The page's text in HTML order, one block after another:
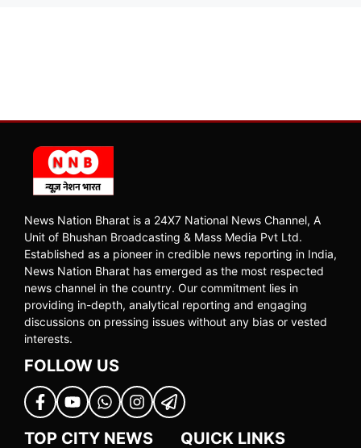
News Nation Bharat is a 24X7 National News Channel, A
Unit of Bhushan Broadcasting & Mass Media Pvt Ltd.
Established as a pioneer in credible news reporting in India,
News Nation Bharat has emerged as the most respected
news channel in the country. Our commitment lies in
providing in-depth, analytical reporting and engaging
discussions on pressing issues without any bias or vested
interests.
FOLLOW US
TOP CITY NEWS QUICK LINKS